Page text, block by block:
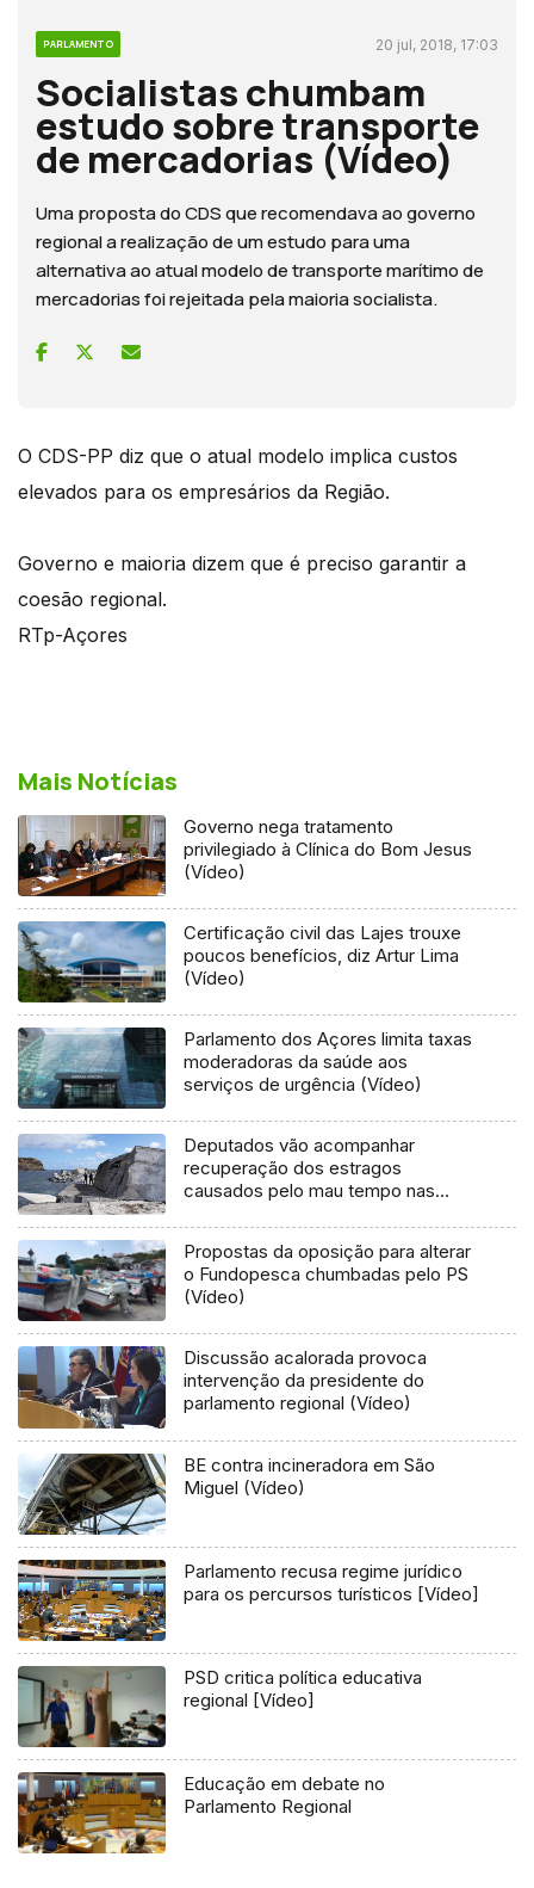
PARLAMENTO 20 jul, 2018, 17:03
Socialistas chumbam
estudo sobre transporte
de mercadorias (Vídeo)
Uma proposta do CDS que recomendava ao governo
regional a realização de um estudo para uma
alternativa ao atual modelo de transporte marítimo de
mercadorias foi rejeitada pela maioria socialista.
O CDS-PP diz que o atual modelo implica custos
elevados para os empresários da Região.
Governo e maioria dizem que é preciso garantir a
coesão regional.
RTp-Açores
Mais Notícias
Governo nega tratamento
privilegiado à Clínica do Bom Jesus
(Vídeo)
Certificação civil das Lajes trouxe
poucos benefícios, diz Artur Lima
(Vídeo)
Parlamento dos Açores limita taxas
moderadoras da saúde aos
serviços de urgência (Vídeo)
Deputados vão acompanhar
recuperação dos estragos
causados pelo mau tempo nas
Propostas da oposição para alterar
o Fundopesca chumbadas pelo PS
(Vídeo)
Discussão acalorada provoca
intervenção da presidente do
parlamento regional (Vídeo)
BE contra incineradora em São
Miguel (Vídeo)
Parlamento recusa regime jurídico
para os percursos turísticos [Vídeo]
PSD critica política educativa
regional [Vídeo]
Educação em debate no
Parlamento Regional